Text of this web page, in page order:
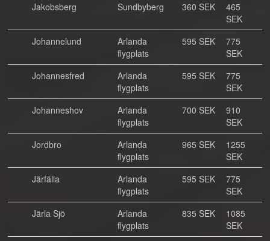
Jakobsberg
Sundbyberg 360 SEK
465
SEK
Johannelund
Arlanda
flygplats
595 SEK
775
SEK
Johannesfred
Arlanda
flygplats
595 SEK
775
SEK
Johanneshov
Arlanda
flygplats
700 SEK
910
SEK
Jordbro
Arlanda
flygplats
965 SEK
1255
SEK
Järfälla
Arlanda
flygplats
595 SEK
775
SEK
Järla Sjö
Arlanda
flygplats
835 SEK
1085
SEK